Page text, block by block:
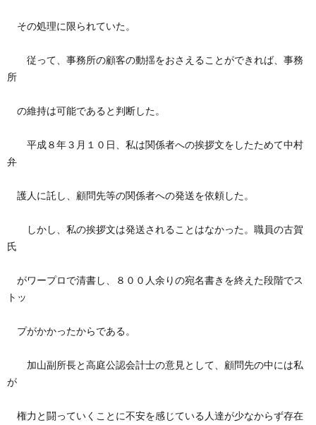
その処理に限られていた。
従って、事務所の顧客の動揺をおさえることができれば、事務
所
の維持は可能であると判断した。
平成８年３月１０日、私は関係者への挨拶文をしたためて中村
弁
護人に託し、顧問先等の関係者への発送を依頼した。
しかし、私の挨拶文は発送されることはなかった。職員の古賀
氏
がワープロで清書し、８００人余りの宛名書きを終えた段階でス
トッ
プがかかったからである。
加山副所長と高庭公認会計士の意見として、顧問先の中には私
が
権力と闘っていくことに不安を感じている人達が少なからず存在